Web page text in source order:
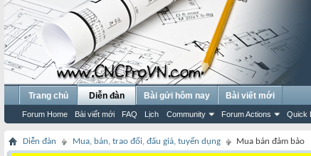
Trang chủ Diễn đàn
Forum Home Bài viết mới FAQ Lịch Community Forum Actions Quick
Bài gửi hôm nay Bài viết mới
Diễn đàn Mua, bán, trao đổi, đấu giá, tuyển dụng Mua bán đảm bảo